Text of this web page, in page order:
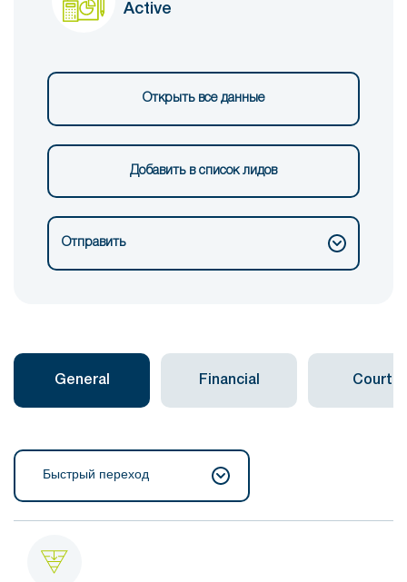
Active
Открыть все данные
Добавить в список лидов
Отправить
General Financial Courts
Быстрый переход